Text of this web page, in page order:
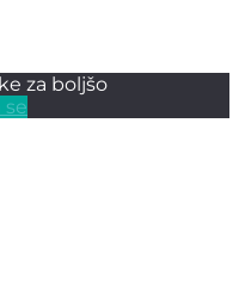
za boljšo
se